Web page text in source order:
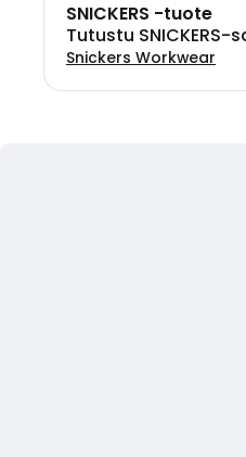
SNICKERS -tuote
Tutustu SNICKERS-
Snickers Workwear